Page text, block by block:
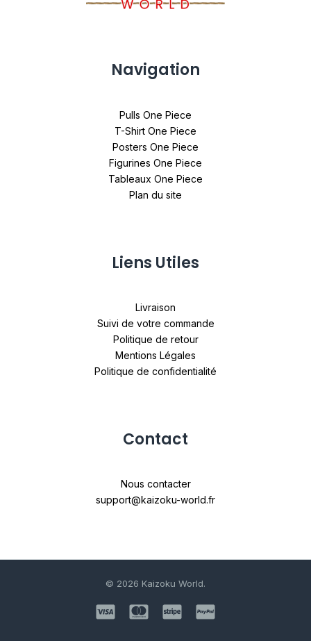
Navigation
Pulls One Piece
T-Shirt One Piece
Posters One Piece
Figurines One Piece
Tableaux One Piece
Plan du site
Liens Utiles
Livraison
Suivi de votre commande
Politique de retour
Mentions Légales
Politique de confidentialité
Contact
Nous contacter
support@kaizoku-world.fr
© 2026 Kaizoku World.